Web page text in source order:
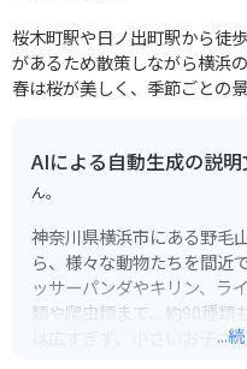
桜木町駅や日ノ出町駅から徒
があるため散策しながら横浜
春は桜が美しく、季節ごとの
AIによる自動生成の説明
ん。
神奈川県横浜市にある野毛
ら、様々な動物たちを間近
ッサーパンダやキリン、ラ
類や爬虫類まで、約90種類
は広すぎず、小さいお子さ
...